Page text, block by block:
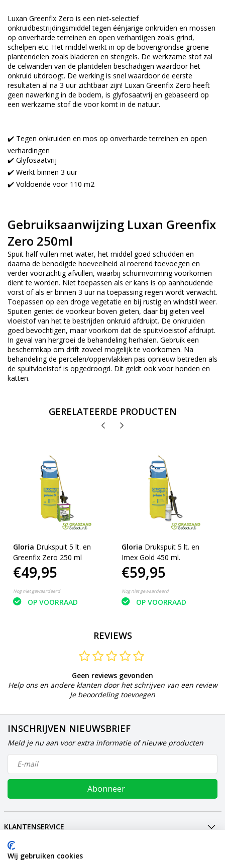
Luxan Greenfix Zero is een niet-selectief
onkruidbestrijdingsmiddel tegen éénjarige onkruiden en mossen
op onverharde terreinen en open verhardigen zoals grind,
schelpen etc. Het middel werkt in op de bovengrondse groene
plantendelen zoals bladeren en stengels. De werkzame stof zal
de celwanden van de plantdelen beschadigen waardoor het
onkruid uitdroogt. De werking is snel waardoor de eerste
resultaten al na 3 uur zichtbaar zijn! Luxan Greenfix Zero heeft
geen nawerking in de bodem, is glyfosaatvrij en gebaseerd op
een werkzame stof die voor komt in de natuur.
✔️ Tegen onkruiden en mos op onverharde terreinen en open
verhardingen
✔️ Glyfosaatvrij
✔️ Werkt binnen 3 uur
✔️ Voldoende voor 110 m2
Gebruiksaanwijzing Luxan Greenfix
Zero 250ml
Spuit half vullen met water, het middel goed schudden en
daarna de benodigde hoeveelheid al roerend toevoegen en
verder voorzichtig afvullen, waarbij schuimvorming voorkomen
dient te worden. Niet toepassen als er kans is op aanhoudende
vorst of als er binnen 3 uur na toepassing regen wordt verwacht.
Toepassen op een droge vegetatie en bij rustig en windstil weer.
Spuiten geniet de voorkeur boven gieten, daar bij gieten veel
vloeistof van het te bestrijden onkruid afdruipt. De onkruiden
goed bevochtigen, maar voorkom dat de spuitvloeistof afdruipt.
In geval van hergroei de behandeling herhalen. Gebruik een
beschermkap om drift zoveel mogelijk te voorkomen. Na
behandeling de percelen/oppervlakken pas opnieuw betreden als
de spuitvloeistof is opgedroogd. Dit geldt ook voor honden en
katten.
GERELATEERDE PRODUCTEN
Gloria Drukspuit 5 lt. en
Greenfix Zero 250 ml
€49,95
Nog niet gewaardeerd
OP VOORRAAD
Gloria Drukspuit 5 lt. en
Imex Gold 450 ml.
€59,95
Nog niet gewaardeerd
OP VOORRAAD
REVIEWS
Geen reviews gevonden
Help ons en andere klanten door het schrijven van een review
Je beoordeling toevoegen
INSCHRIJVEN NIEUWSBRIEF
Meld je nu aan voor extra informatie of nieuwe producten
Abonneer
KLANTENSERVICE
MIJN ACCOUNT
INTERNATIONAL
Wij gebruiken cookies